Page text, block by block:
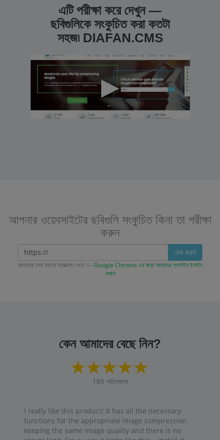
এটি পরীক্ষা করে দেখুন —
ছবিগুলিকে সংকুচিত করা কতটা
সহজ৷ DIAFAN.CMS
আপনার ওয়েবসাইটের ছবিগুলি সংকুচিত কিনা তা পরীক্ষা
করুন
চেক করুন
আমাদের সেবা সহজে অ্যাক্সেস পেতে —Google Chrome এর জন্য আমাদের প্লাগইন ইনস্টল
করুন
কেন আমাদের বেছে নিন?
189 পর্যালোচনা
I really like this product! It has all the necessary
functions for the appropriate image compression
keeping the same image quality and there is no